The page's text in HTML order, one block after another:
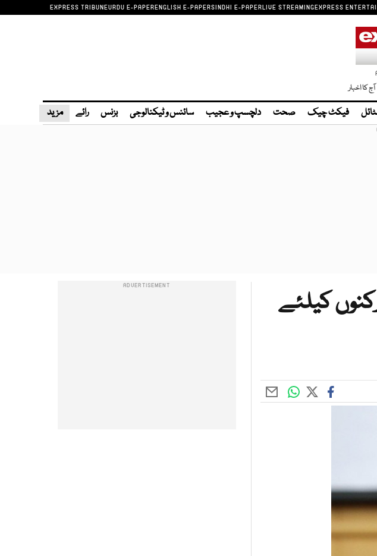
EXPRESS TRIBUNEURDU E-PAPERENGLISH E-PAPERSINDHI E-PAPERLIVE STREAMINGEXPRESS
کا اخبار
فیکٹ چیک صحت دلچسپ و عجیب سائنس و ٹیکنالوجی بزنس رائے مزید
کیلئے